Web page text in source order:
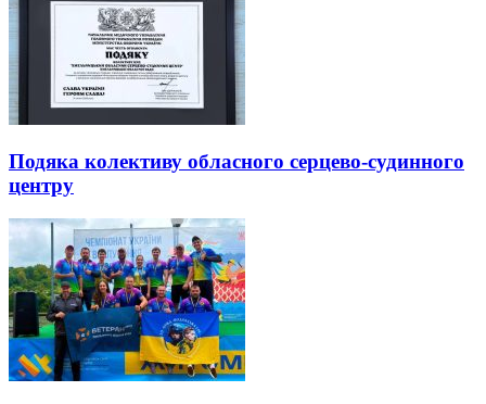
Подяка колективу обласного серцево-судинного
центру